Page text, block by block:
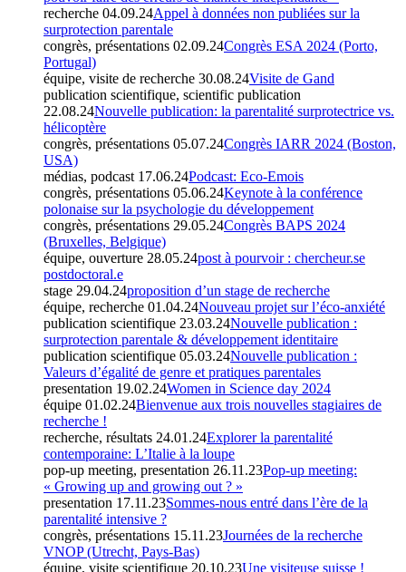
recherche 04.09.24Appel à données non publiées sur la
surprotection parentale
congrès, présentations 02.09.24Congrès ESA 2024 (Porto,
Portugal)
équipe, visite de recherche 30.08.24Visite de Gand
publication scientifique, scientific publication
22.08.24Nouvelle publication: la parentalité surprotectrice vs.
hélicoptère
congrès, présentations 05.07.24Congrès IARR 2024 (Boston,
USA)
médias, podcast 17.06.24Podcast: Eco-Emois
congrès, présentations 05.06.24Keynote à la conférence
polonaise sur la psychologie du développement
congrès, présentations 29.05.24Congrès BAPS 2024
(Bruxelles, Belgique)
équipe, ouverture 28.05.24post à pourvoir : chercheur.se
postdoctoral.e
stage 29.04.24proposition d’un stage de recherche
équipe, recherche 01.04.24Nouveau projet sur l’éco-anxiété
publication scientifique 23.03.24Nouvelle publication :
surprotection parentale & développement identitaire
publication scientifique 05.03.24Nouvelle publication :
Valeurs d’égalité de genre et pratiques parentales
presentation 19.02.24Women in Science day 2024
équipe 01.02.24Bienvenue aux trois nouvelles stagiaires de
recherche !
recherche, résultats 24.01.24Explorer la parentalité
contemporaine: L’Italie à la loupe
pop-up meeting, presentation 26.11.23Pop-up meeting:
« Growing up and growing out ? »
presentation 17.11.23Sommes-nous entré dans l’ère de la
parentalité intensive ?
congrès, présentations 15.11.23Journées de la recherche
VNOP (Utrecht, Pays-Bas)
équipe, visite scientifique 20.10.23Une visiteuse suisse !